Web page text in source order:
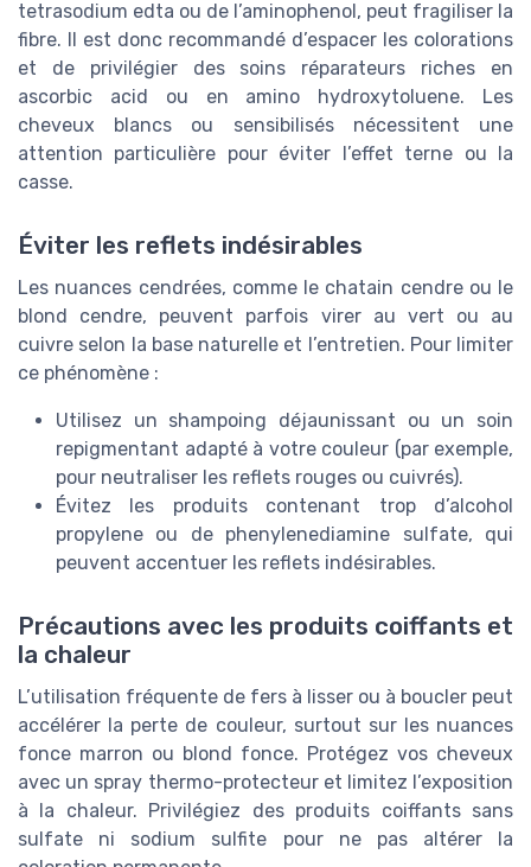
tetrasodium edta ou de l’aminophenol, peut fragiliser la
fibre. Il est donc recommandé d’espacer les colorations
et de privilégier des soins réparateurs riches en
ascorbic acid ou en amino hydroxytoluene. Les
cheveux blancs ou sensibilisés nécessitent une
attention particulière pour éviter l’effet terne ou la
casse.
Éviter les reflets indésirables
Les nuances cendrées, comme le chatain cendre ou le
blond cendre, peuvent parfois virer au vert ou au
cuivre selon la base naturelle et l’entretien. Pour limiter
ce phénomène :
Utilisez un shampoing déjaunissant ou un soin
repigmentant adapté à votre couleur (par exemple,
pour neutraliser les reflets rouges ou cuivrés).
Évitez les produits contenant trop d’alcohol
propylene ou de phenylenediamine sulfate, qui
peuvent accentuer les reflets indésirables.
Précautions avec les produits coiffants et
la chaleur
L’utilisation fréquente de fers à lisser ou à boucler peut
accélérer la perte de couleur, surtout sur les nuances
fonce marron ou blond fonce. Protégez vos cheveux
avec un spray thermo-protecteur et limitez l’exposition
à la chaleur. Privilégiez des produits coiffants sans
sulfate ni sodium sulfite pour ne pas altérer la